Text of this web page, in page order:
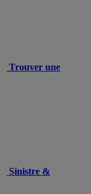
Trouver une
Sinistre &